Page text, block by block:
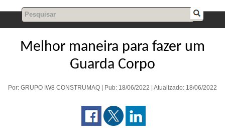
Melhor maneira para fazer um
Guarda Corpo
Por: GRUPO IW8 CONSTRUMAQ | Pub: 18/06/2022 | Atualizado: 18/06/2022